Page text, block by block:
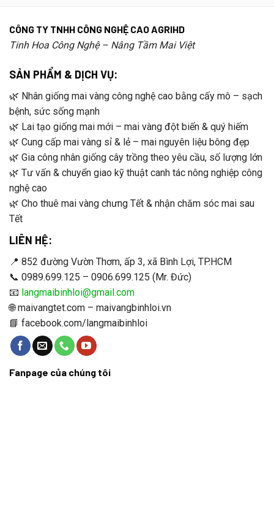
CÔNG TY TNHH CÔNG NGHỆ CAO AGRIHD
Tinh Hoa Công Nghệ – Nâng Tầm Mai Việt
SẢN PHẨM & DỊCH VỤ:
🌿 Nhân giống mai vàng công nghệ cao bằng cấy mô – sạch
bệnh, sức sống mạnh
🌿 Lai tạo giống mai mới – mai vàng đột biến & quý hiếm
🌿 Cung cấp mai vàng sỉ & lẻ – mai nguyên liệu bông đẹp
🌿 Gia công nhân giống cây trồng theo yêu cầu, số lượng lớn
🌿 Tư vấn & chuyển giao kỹ thuật canh tác nông nghiệp công
nghệ cao
🌿 Cho thuê mai vàng chưng Tết & nhận chăm sóc mai sau
Tết
LIÊN HỆ:
📍 852 đường Vườn Thơm, ấp 3, xã Bình Lợi, TP.HCM
📞 0989.699.125 – 0906.699.125 (Mr. Đức)
📧 langmaibinhloi@gmail.com
🌐 maivangtet.com – maivangbinhloi.vn
📘 facebook.com/langmaibinhloi
Fanpage của chúng tôi